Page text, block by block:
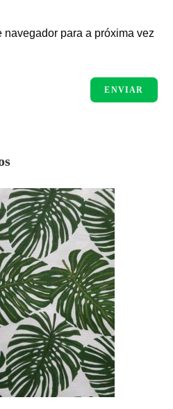
navegador para a próxima vez